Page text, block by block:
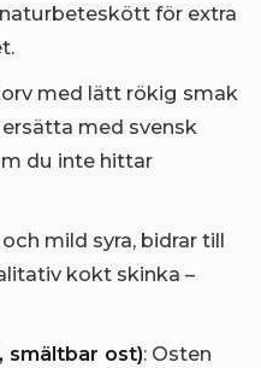
för extra
med lätt rökig smak
med svensk
du inte hittar
och mild syra, bidrar till
kokt skinka –
smältbar ost): Osten